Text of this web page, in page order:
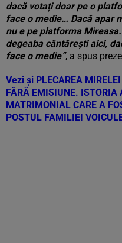
dacă votați doar pe o
face o medie… Dacă apar
nu e pe platforma
degeaba cântărești aici,
face o medie”, a spus
Vezi și PLECAREA
FĂRĂ EMISIUNE. ISTORIA
MATRIMONIAL CARE A
POSTUL FAMILIEI